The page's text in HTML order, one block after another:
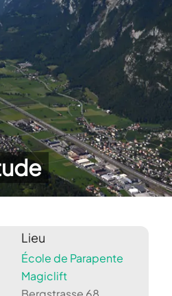
Lieu
École de Parapente
Magiclift